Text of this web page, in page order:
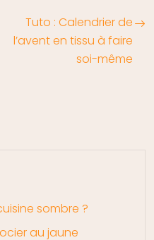
Tuto : Calendrier de
l’avent en tissu à faire
soi-même
sombre ?
au jaune